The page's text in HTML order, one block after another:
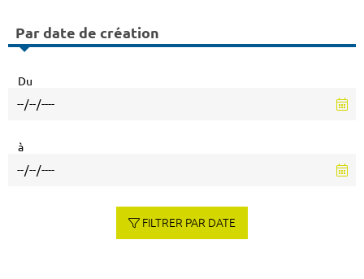
Par date de création
Du
à
FILTRER PAR DATE